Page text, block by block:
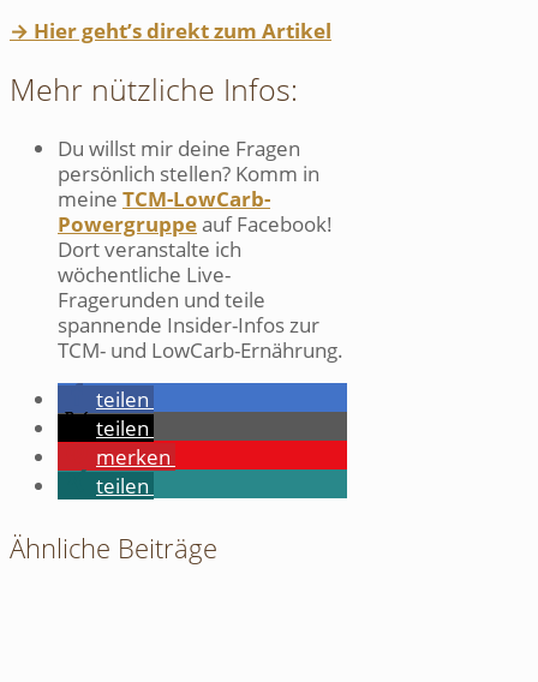
→ Hier geht’s direkt zum Artikel
Mehr nützliche Infos:
Du willst mir deine Fragen
persönlich stellen? Komm in
meine TCM-LowCarb-
Powergruppeauf Facebook!
Dort veranstalte ich
wöchentliche Live-
Fragerunden und teile
spannende Insider-Infos zur
TCM- und LowCarb-Ernährung.
teilen
teilen
merken
teilen
Ähnliche Beiträge